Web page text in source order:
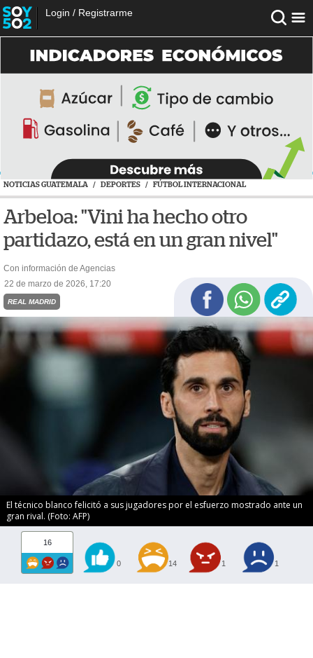
Login / Registrarme
NOTICIAS GUATEMALA / DEPORTES / FÚTBOL INTERNACIONAL
Arbeloa: "Vini ha hecho otro
partidazo, está en un gran nivel"
Con información de Agencias
22 de marzo de 2026, 17:20
REAL MADRID
El técnico blanco felicitó a sus jugadores por el esfuerzo mostrado ante un
gran rival. (Foto: AFP)
16
0 14 1 1